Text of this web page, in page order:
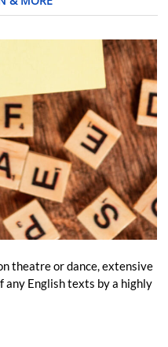
theatre or dance, extensive
any English texts by a highly